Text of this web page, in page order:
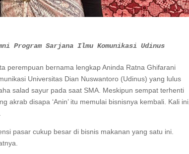
Program Sarjana Ilmu Komunikasi Udinus
perempuan bernama lengkap Aninda Ratna Ghifarani
Universitas Dian Nuswantoro (Udinus) yang lulus
salad sayur pada saat SMA. Meskipun sempat terhenti
akrab disapa ‘Anin’ itu memulai bisnisnya kembali. Kali ini,
pasar cukup besar di bisnis makanan yang satu ini.